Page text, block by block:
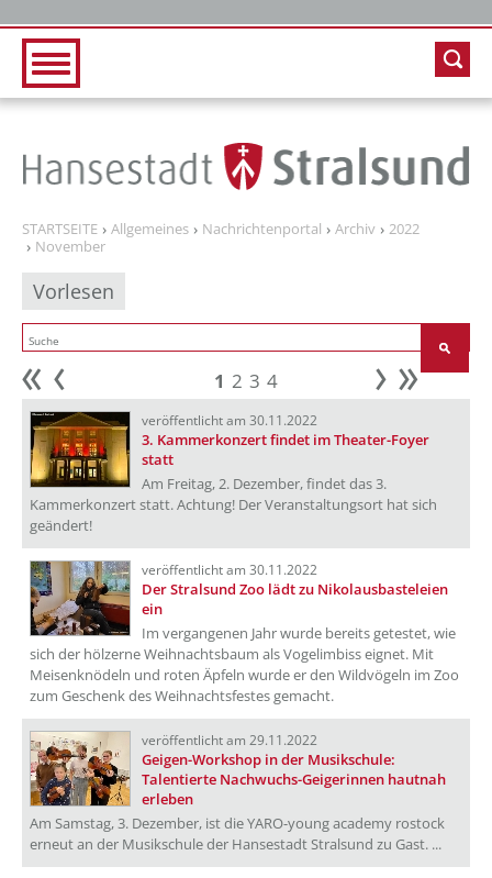
STARTSEITE Allgemeines Nachrichtenportal Archiv
2022
November
Vorlesen
Anfang 1 2 3 4 weiter
veröffentlicht am 30.11.2022
3. Kammerkonzert findet im Theater-Foyer
statt
Am Freitag, 2. Dezember, findet das 3.
Kammerkonzert statt. Achtung! Der Veranstaltungsort hat sich
geändert!
veröffentlicht am 30.11.2022
Der Stralsund Zoo lädt zu Nikolausbasteleien
ein
Im vergangenen Jahr wurde bereits getestet, wie
sich der hölzerne Weihnachtsbaum als Vogelimbiss eignet. Mit
Meisenknödeln und roten Äpfeln wurde er den Wildvögeln im Zoo
zum Geschenk des Weihnachtsfestes gemacht.
veröffentlicht am 29.11.2022
Geigen-Workshop in der Musikschule:
Talentierte Nachwuchs-Geigerinnen hautnah
erleben
Am Samstag, 3. Dezember, ist die YARO-young academy rostock
erneut an der Musikschule der Hansestadt Stralsund zu Gast. ...